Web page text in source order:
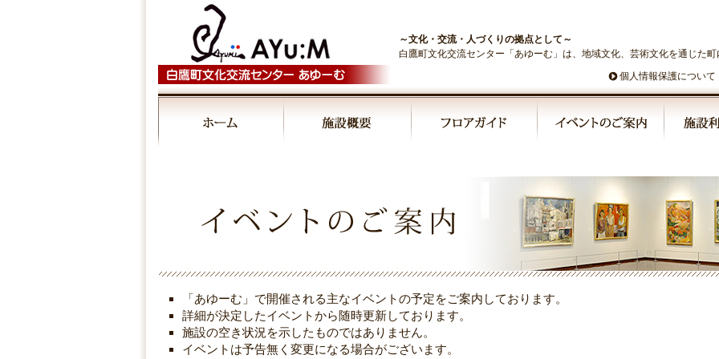
～文化・交流・人づくりの拠点として～
白鷹町文化交流センター「あゆーむ」は、地域文化、芸術文化を通じた
個人情報保護について
「あゆーむ」で開催される主なイベントの予定をご案内しております。
詳細が決定したイベントから随時更新しております。
施設の空き状況を示したものではありません。
イベントは予告無く変更になる場合がございます。
04:00